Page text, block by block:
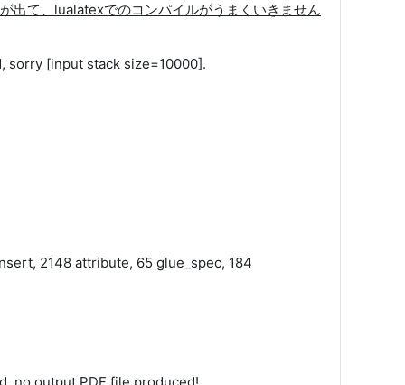
出て、lualatexでのコンパイルがうまくいきません
sorry [input stack size=10000].
2148 attribute, 65 glue_spec, 184